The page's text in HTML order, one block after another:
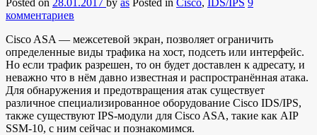
комментариев
Cisco ASA — межсетевой экран, позволяет ограничить
определенные виды трафика на хост, подсеть или интерфейс.
Но если трафик разрешен, то он будет доставлен к адресату, и
неважно что в нём давно известная и распространённая атака.
Для обнаружения и предотвращения атак существует
различное специализированное оборудование Cisco IDS/IPS,
также существуют IPS-модули для Cisco ASA, такие как AIP
SSM-10, с ним сейчас и познакомимся.